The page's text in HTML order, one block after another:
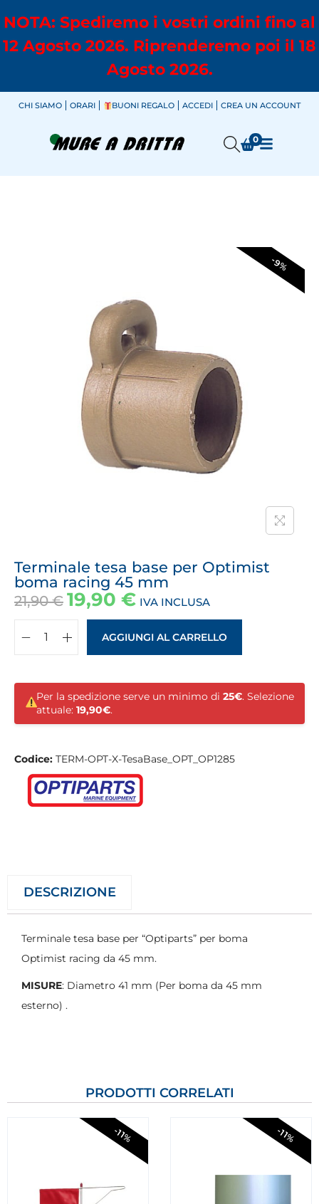
NOTA: Spediremo i vostri ordini fino al
12 Agosto 2026. Riprenderemo poi il 18
Agosto 2026.
CHI SIAMO ORARI BUONI REGALO ACCEDI CREA UN ACCOUNT
0
-9%
Terminale tesa base per Optimist
boma racing 45 mm
21,90€ 19,90 € IVA INCLUSA
AGGIUNGI AL CARRELLO
Per la spedizione serve un minimo di 25€. Selezione
attuale: 19,90€.
Codice: TERM-OPT-X-TesaBase_OPT_OP1285
DESCRIZIONE
Terminale tesa base per “Optiparts” per boma
Optimist racing da 45 mm.
MISURE: Diametro 41 mm (Per boma da 45 mm
esterno) .
PRODOTTI CORRELATI
-11% -11%